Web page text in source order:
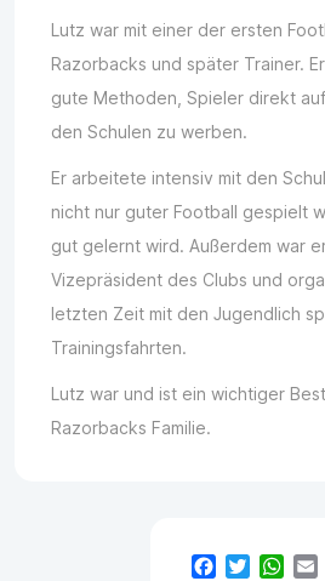
Lutz war mit einer der ersten
Razorbacks und später Trainer.
gute Methoden, Spieler direkt
den Schulen zu werben.
Er arbeitete intensiv mit den
nicht nur guter Football gespielt
gut gelernt wird. Außerdem war
Vizepräsident des Clubs und
letzten Zeit mit den Jugendlich
Trainingsfahrten.
Lutz war und ist ein wichtiger
Razorbacks Familie.
Facebook
Twitter